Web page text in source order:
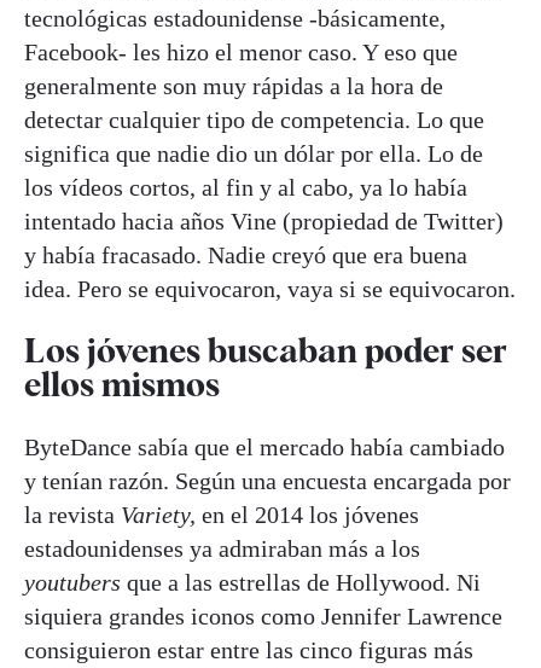
tecnológicas estadounidense -básicamente,
Facebook- les hizo el menor caso. Y eso que
generalmente son muy rápidas a la hora de
detectar cualquier tipo de competencia. Lo que
significa que nadie dio un dólar por ella. Lo de
los vídeos cortos, al fin y al cabo, ya lo había
intentado hacia años Vine (propiedad de Twitter)
y había fracasado. Nadie creyó que era buena
idea. Pero se equivocaron, vaya si se equivocaron.
Los jóvenes buscaban poder ser
ellos mismos
ByteDance sabía que el mercado había cambiado
y tenían razón. Según una encuesta encargada por
la revista Variety, en el 2014 los jóvenes
estadounidenses ya admiraban más a los
youtubers que a las estrellas de Hollywood. Ni
siquiera grandes iconos como Jennifer Lawrence
consiguieron estar entre las cinco figuras más